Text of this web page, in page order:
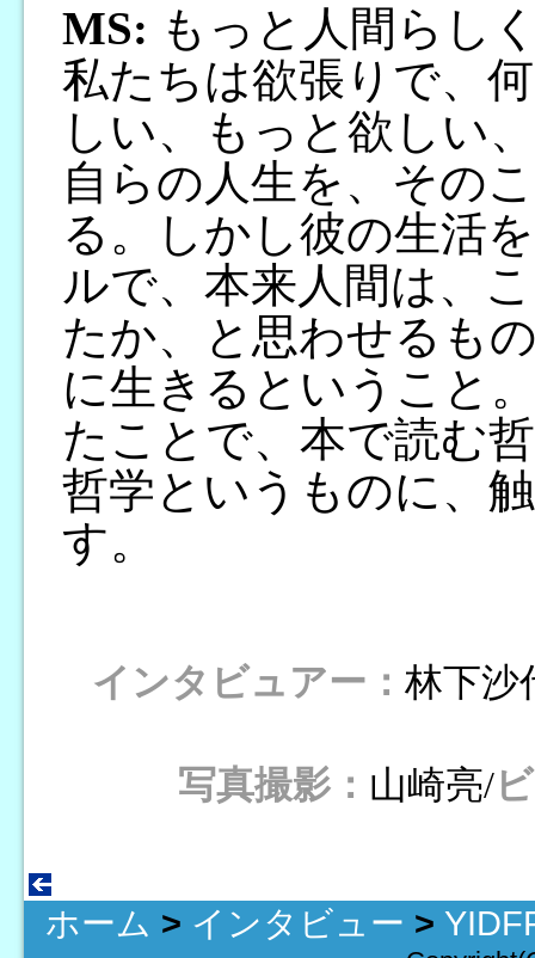
MS: もっと人間らし
私たちは欲張りで、
しい、もっと欲しい
自らの人生を、その
る。しかし彼の生活
ルで、本来人間は、
たか、と思わせるも
に生きるということ
たことで、本で読む
哲学というものに、
す。
インタビュアー：林下沙
写真撮影： 山崎亮/
ホーム > インタビュー >